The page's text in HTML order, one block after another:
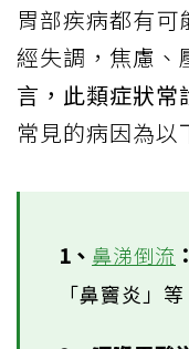
胃部疾病都有
經失調，焦慮、
言，此類症狀常
常見的病因為以
1、 鼻涕倒流 ：
「鼻竇炎」等